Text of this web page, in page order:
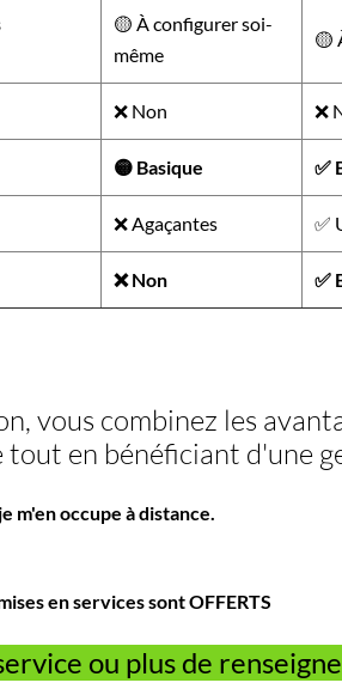
🟡 À configurer soi-
même
🟡
❌ Non ❌
🟡 Basique ✅
❌ Agaçantes ✅
❌ Non ✅
vous combinez les
tout en bénéficiant d'une
m'en occupe à distance.
en services sont OFFERTS
ou plus de